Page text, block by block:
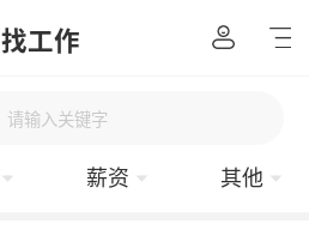
找工作
请输入关键字
薪资 其他